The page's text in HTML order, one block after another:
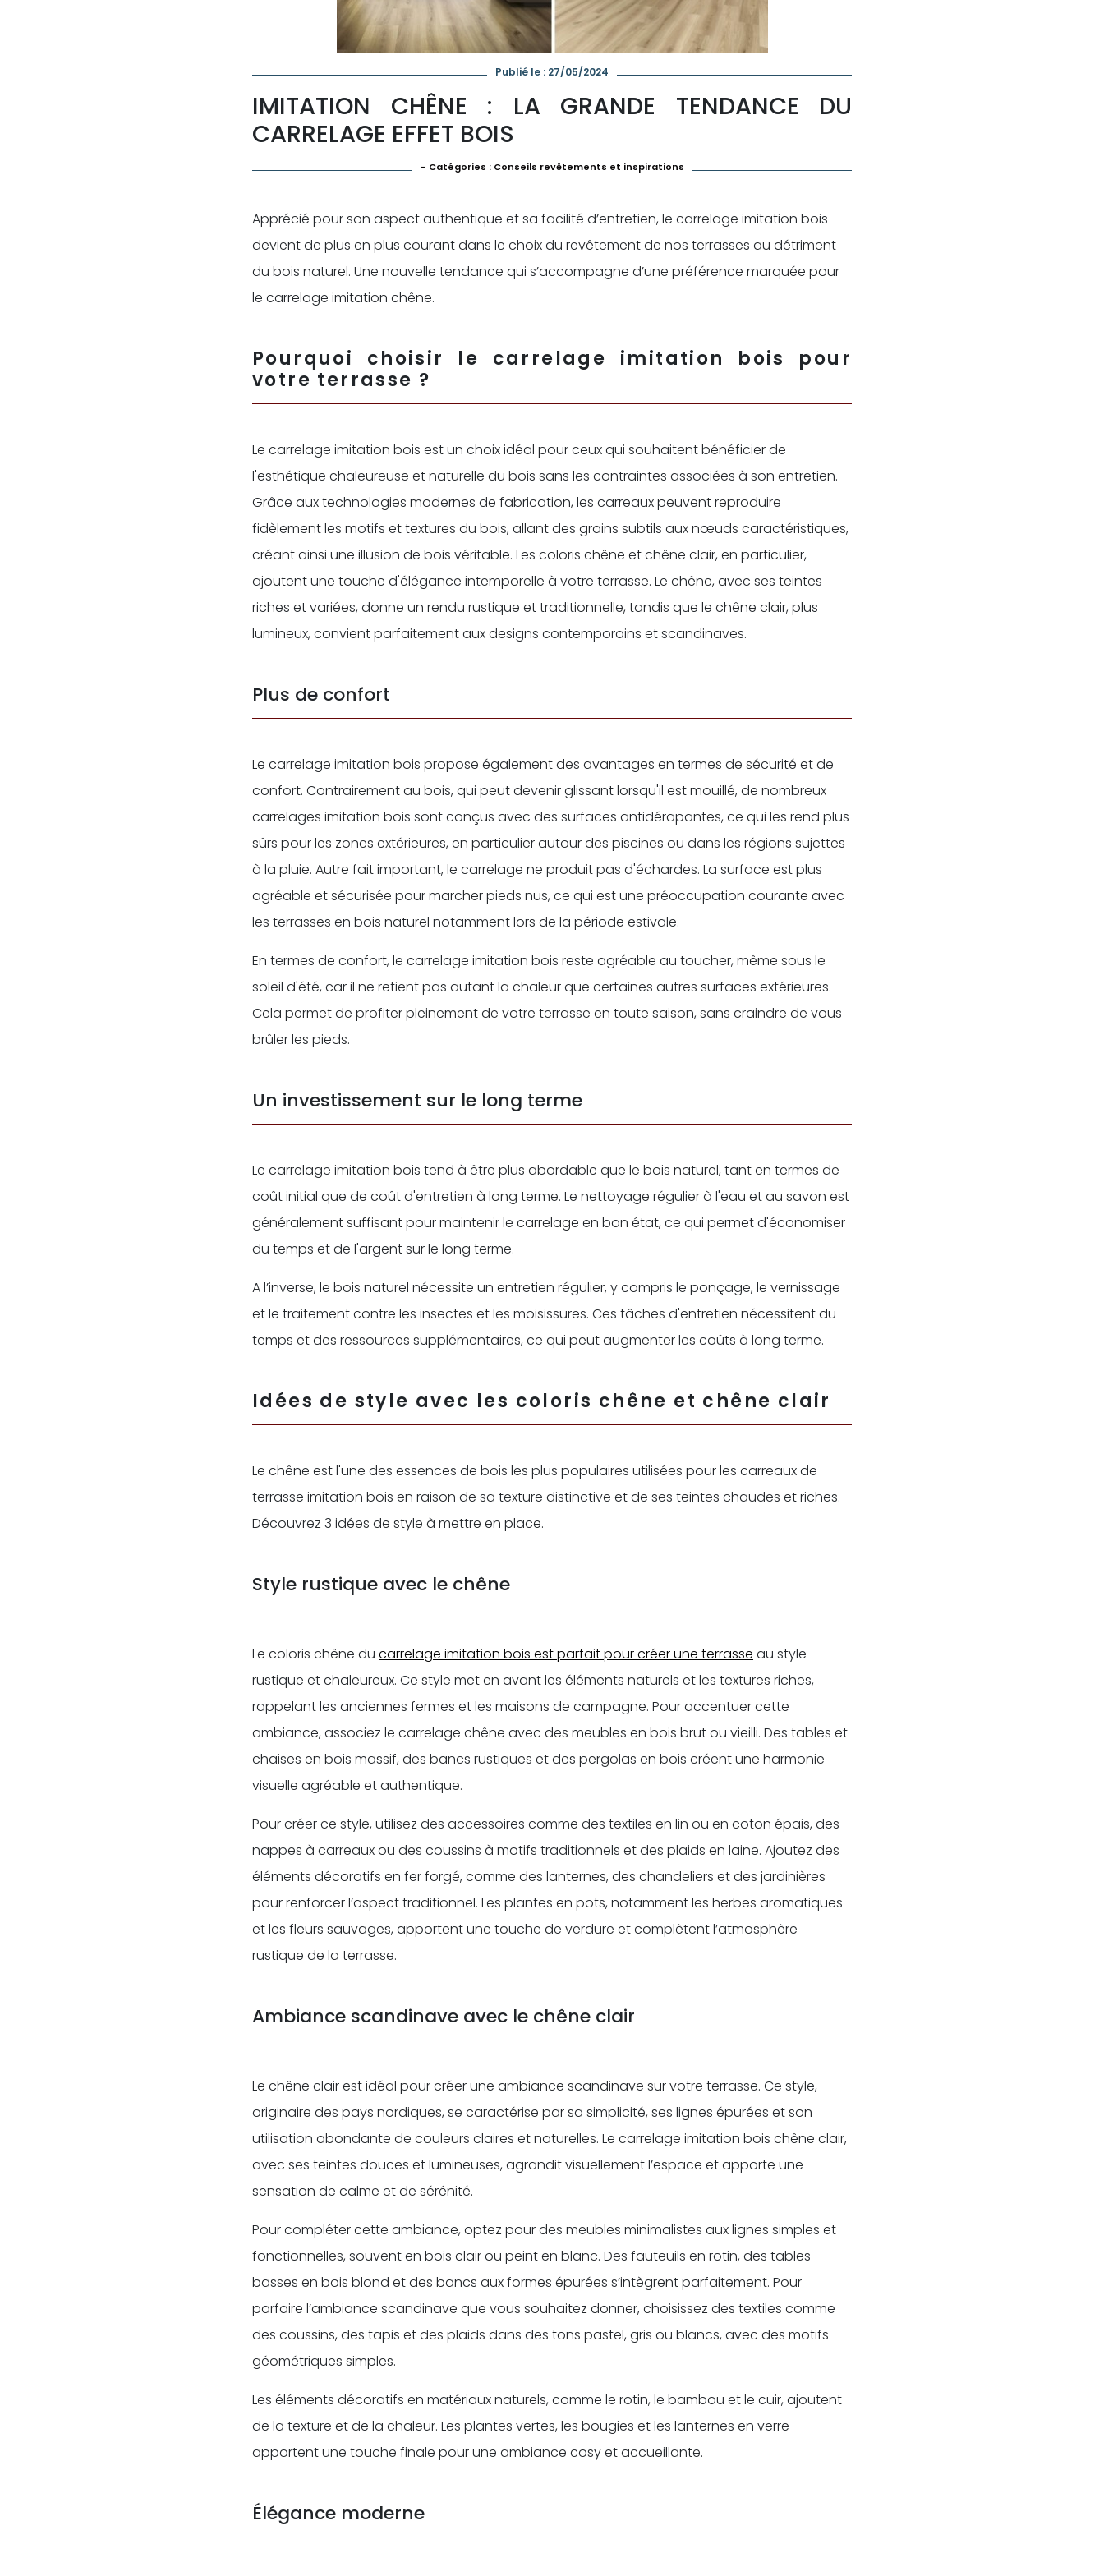
Publié le : 27/05/2024
IMITATION CHÊNE : LA GRANDE TENDANCE DU
CARRELAGE EFFET BOIS
- Catégories : Conseils revêtements et inspirations
Apprécié pour son aspect authentique et sa facilité d’entretien, le carrelage imitation bois
devient de plus en plus courant dans le choix du revêtement de nos terrasses au détriment
du bois naturel. Une nouvelle tendance qui s’accompagne d’une préférence marquée pour
le carrelage imitation chêne.
Pourquoi choisir le carrelage imitation bois pour
votre terrasse ?
Le carrelage imitation bois est un choix idéal pour ceux qui souhaitent bénéficier de
l'esthétique chaleureuse et naturelle du bois sans les contraintes associées à son entretien.
Grâce aux technologies modernes de fabrication, les carreaux peuvent reproduire
fidèlement les motifs et textures du bois, allant des grains subtils aux nœuds caractéristiques,
créant ainsi une illusion de bois véritable. Les coloris chêne et chêne clair, en particulier,
ajoutent une touche d'élégance intemporelle à votre terrasse. Le chêne, avec ses teintes
riches et variées, donne un rendu rustique et traditionnelle, tandis que le chêne clair, plus
lumineux, convient parfaitement aux designs contemporains et scandinaves.
Plus de confort
Le carrelage imitation bois propose également des avantages en termes de sécurité et de
confort. Contrairement au bois, qui peut devenir glissant lorsqu'il est mouillé, de nombreux
carrelages imitation bois sont conçus avec des surfaces antidérapantes, ce qui les rend plus
sûrs pour les zones extérieures, en particulier autour des piscines ou dans les régions sujettes
à la pluie. Autre fait important, le carrelage ne produit pas d'échardes. La surface est plus
agréable et sécurisée pour marcher pieds nus, ce qui est une préoccupation courante avec
les terrasses en bois naturel notamment lors de la période estivale.
En termes de confort, le carrelage imitation bois reste agréable au toucher, même sous le
soleil d'été, car il ne retient pas autant la chaleur que certaines autres surfaces extérieures.
Cela permet de profiter pleinement de votre terrasse en toute saison, sans craindre de vous
brûler les pieds.
Un investissement sur le long terme
Le carrelage imitation bois tend à être plus abordable que le bois naturel, tant en termes de
coût initial que de coût d'entretien à long terme. Le nettoyage régulier à l'eau et au savon est
généralement suffisant pour maintenir le carrelage en bon état, ce qui permet d'économiser
du temps et de l'argent sur le long terme.
A l’inverse, le bois naturel nécessite un entretien régulier, y compris le ponçage, le vernissage
et le traitement contre les insectes et les moisissures. Ces tâches d'entretien nécessitent du
temps et des ressources supplémentaires, ce qui peut augmenter les coûts à long terme.
Idées de style avec les coloris chêne et chêne clair
Le chêne est l'une des essences de bois les plus populaires utilisées pour les carreaux de
terrasse imitation bois en raison de sa texture distinctive et de ses teintes chaudes et riches.
Découvrez 3 idées de style à mettre en place.
Style rustique avec le chêne
Le coloris chêne du carrelage imitation bois est parfait pour créer une terrasse au style
rustique et chaleureux. Ce style met en avant les éléments naturels et les textures riches,
rappelant les anciennes fermes et les maisons de campagne. Pour accentuer cette
ambiance, associez le carrelage chêne avec des meubles en bois brut ou vieilli. Des tables et
chaises en bois massif, des bancs rustiques et des pergolas en bois créent une harmonie
visuelle agréable et authentique.
Pour créer ce style, utilisez des accessoires comme des textiles en lin ou en coton épais, des
nappes à carreaux ou des coussins à motifs traditionnels et des plaids en laine. Ajoutez des
éléments décoratifs en fer forgé, comme des lanternes, des chandeliers et des jardinières
pour renforcer l’aspect traditionnel. Les plantes en pots, notamment les herbes aromatiques
et les fleurs sauvages, apportent une touche de verdure et complètent l’atmosphère
rustique de la terrasse.
Ambiance scandinave avec le chêne clair
Le chêne clair est idéal pour créer une ambiance scandinave sur votre terrasse. Ce style,
originaire des pays nordiques, se caractérise par sa simplicité, ses lignes épurées et son
utilisation abondante de couleurs claires et naturelles. Le carrelage imitation bois chêne clair,
avec ses teintes douces et lumineuses, agrandit visuellement l’espace et apporte une
sensation de calme et de sérénité.
Pour compléter cette ambiance, optez pour des meubles minimalistes aux lignes simples et
fonctionnelles, souvent en bois clair ou peint en blanc. Des fauteuils en rotin, des tables
basses en bois blond et des bancs aux formes épurées s’intègrent parfaitement. Pour
parfaire l’ambiance scandinave que vous souhaitez donner, choisissez des textiles comme
des coussins, des tapis et des plaids dans des tons pastel, gris ou blancs, avec des motifs
géométriques simples.
Les éléments décoratifs en matériaux naturels, comme le rotin, le bambou et le cuir, ajoutent
de la texture et de la chaleur. Les plantes vertes, les bougies et les lanternes en verre
apportent une touche finale pour une ambiance cosy et accueillante.
Élégance moderne